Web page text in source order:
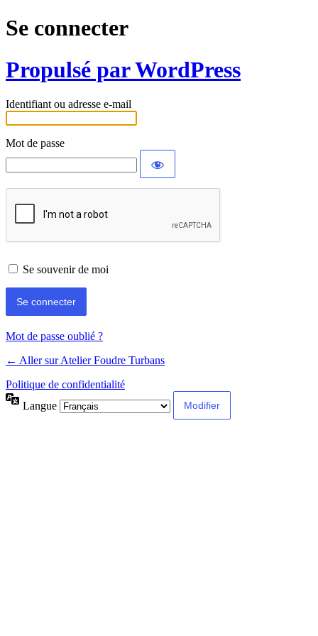
Se connecter
Propulsé par WordPress
Identifiant ou adresse e-mail
Mot de passe
Se souvenir de moi
Mot de passe oublié ?
← Aller sur Atelier Foudre Turbans
Politique de confidentialité
Langue